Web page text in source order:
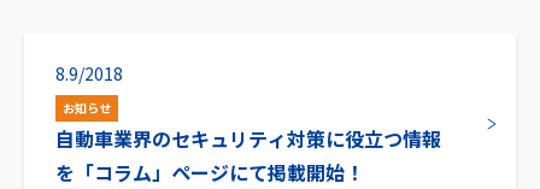
8.9/2018
お知らせ
自動車業界のセキュリティ対策に役立つ情報
を「コラム」ページにて掲載開始！